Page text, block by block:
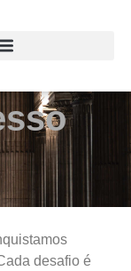
desafio é